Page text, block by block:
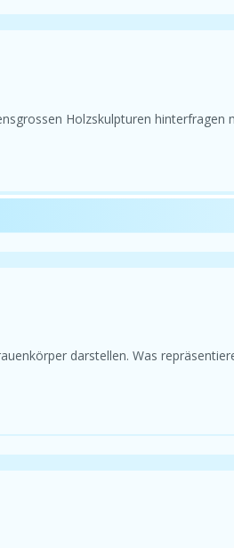
Holzskulpturen
darstellen. Was